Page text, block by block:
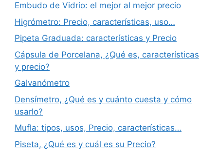
Embudo de Vidrio: el mejor al mejor precio
Higrómetro: Precio, características, uso…
Pipeta Graduada: características y Precio
Cápsula de Porcelana, ¿Qué es, características
y precio?
Galvanómetro
Densímetro, ¿Qué es y cuánto cuesta y cómo
usarlo?
Mufla: tipos, usos, Precio, características…
Piseta, ¿Qué es y cuál es su Precio?